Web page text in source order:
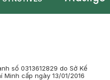
số 0313612829 do Sở Kế
cấp ngày 13/01/2016